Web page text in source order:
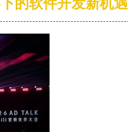
的软件开发新机遇